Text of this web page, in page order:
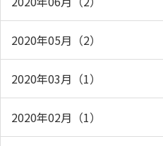
2020年05月（2）
2020年03月（1）
2020年02月（1）